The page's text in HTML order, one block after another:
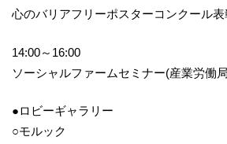
心のバリアフリーポスターコンクール
14:00～16:00
ソーシャルファームセミナー(産業労働
●ロビーギャラリー
○モルック